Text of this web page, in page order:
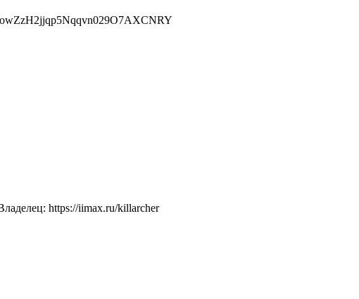
https://iimax.ru/killarcher